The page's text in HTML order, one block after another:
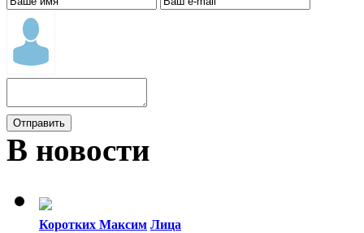
В новости
Коротких Максим Лица